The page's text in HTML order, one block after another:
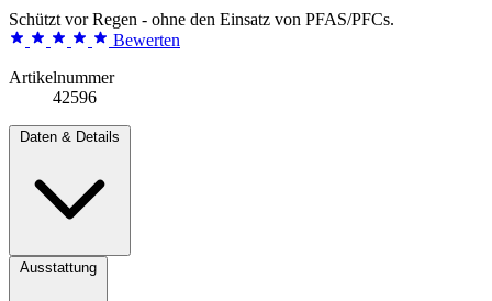
Schützt vor Regen - ohne den Einsatz von PFAS/PFCs.
Bewerten
Artikelnummer
42596
Daten & Details
Ausstattung